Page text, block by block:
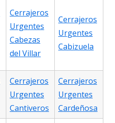
Cerrajeros
Urgentes
Cabezas
del Villar
Cerrajeros
Urgentes
Cabizuela
Cerrajeros
Urgentes
Cantiveros
Cerrajeros
Urgentes
Cardeñosa